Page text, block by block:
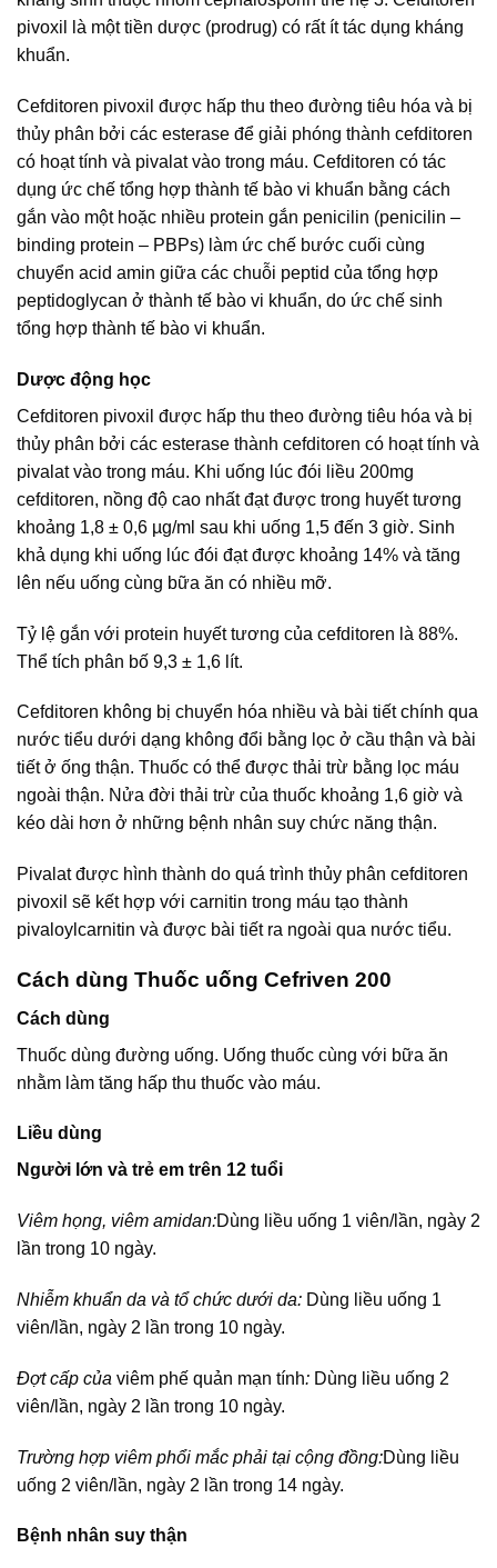
pivoxil là một tiền dược (prodrug) có rất ít tác dụng kháng
khuẩn.
Cefditoren pivoxil được hấp thu theo đường tiêu hóa và bị
thủy phân bởi các esterase để giải phóng thành cefditoren
có hoạt tính và pivalat vào trong máu. Cefditoren có tác
dụng ức chế tổng hợp thành tế bào vi khuẩn bằng cách
gắn vào một hoặc nhiều protein gắn penicilin (penicilin –
binding protein – PBPs) làm ức chế bước cuối cùng
chuyển acid amin giữa các chuỗi peptid của tổng hợp
peptidoglycan ở thành tế bào vi khuẩn, do ức chế sinh
tổng hợp thành tế bào vi khuẩn.
Dược động học
Cefditoren pivoxil được hấp thu theo đường tiêu hóa và bị
thủy phân bởi các esterase thành cefditoren có hoạt tính và
pivalat vào trong máu. Khi uống lúc đói liều 200mg
cefditoren, nồng độ cao nhất đạt được trong huyết tương
khoảng 1,8 ± 0,6 µg/ml sau khi uống 1,5 đến 3 giờ. Sinh
khả dụng khi uống lúc đói đạt được khoảng 14% và tăng
lên nếu uống cùng bữa ăn có nhiều mỡ.
Tỷ lệ gắn với protein huyết tương của cefditoren là 88%.
Thể tích phân bố 9,3 ± 1,6 lít.
Cefditoren không bị chuyển hóa nhiều và bài tiết chính qua
nước tiểu dưới dạng không đổi bằng lọc ở cầu thận và bài
tiết ở ống thận. Thuốc có thể được thải trừ bằng lọc máu
ngoài thận. Nửa đời thải trừ của thuốc khoảng 1,6 giờ và
kéo dài hơn ở những bệnh nhân suy chức năng thận.
Pivalat được hình thành do quá trình thủy phân cefditoren
pivoxil sẽ kết hợp với carnitin trong máu tạo thành
pivaloylcarnitin và được bài tiết ra ngoài qua nước tiểu.
Cách dùng Thuốc uống Cefriven 200
Cách dùng
Thuốc dùng đường uống. Uống thuốc cùng với bữa ăn
nhằm làm tăng hấp thu thuốc vào máu.
Liều dùng
Người lớn và trẻ em trên 12 tuổi
Viêm họng, viêm amidan:Dùng liều uống 1 viên/lần, ngày 2
lần trong 10 ngày.
Nhiễm khuẩn da và tổ chức dưới da: Dùng liều uống 1
viên/lần, ngày 2 lần trong 10 ngày.
Đợt cấp của viêm phế quản mạn tính: Dùng liều uống 2
viên/lần, ngày 2 lần trong 10 ngày.
Trường hợp viêm phổi mắc phải tại cộng đồng:Dùng liều
uống 2 viên/lần, ngày 2 lần trong 14 ngày.
Bệnh nhân suy thận